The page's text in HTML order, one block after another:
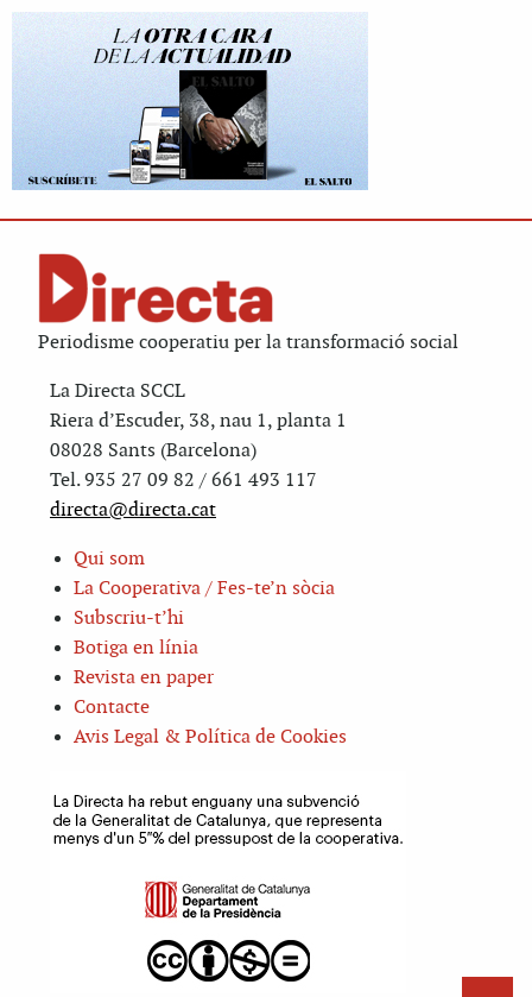
Periodisme cooperatiu per la transformació social
La Directa SCCL
Riera d’Escuder, 38, nau 1, planta 1
08028 Sants (Barcelona)
Tel. 935 27 09 82 / 661 493 117
directa@directa.cat
Qui som
La Cooperativa / Fes-te’n sòcia
Subscriu-t’hi
Botiga en línia
Revista en paper
Contacte
Avis Legal & Política de Cookies